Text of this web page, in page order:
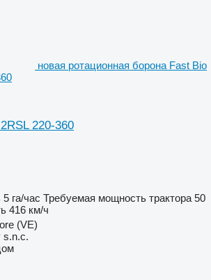
новая ротационная борона Fast Bio
220-360
5 га/час Требуемая мощность трактора 50
416 км/ч
(VE)
s.n.c.